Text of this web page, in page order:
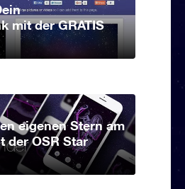
mit der GRATIS
eigenen Stern am
der OSR Star